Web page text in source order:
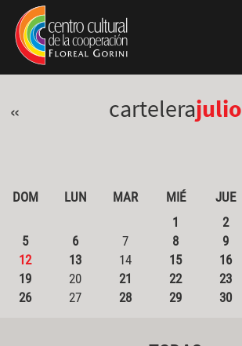
Pasar al contenido principal
Jump to main content
« cartelerajulio
DOM LUN MAR MIÉ JUE
1
2
5
6 7 8 9
12
13 14 15 16
19
20 21 22 23
26
27 28 29 30